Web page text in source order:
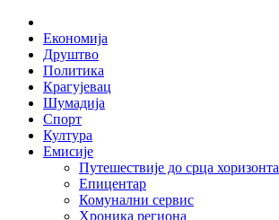
Skip
content
Економија
Друштво
Политика
Крагујевац
Шумадија
Спорт
Култура
Емисије
Путешествије до срца хоризонта
Епицентар
Комунални сервис
Хроника региона